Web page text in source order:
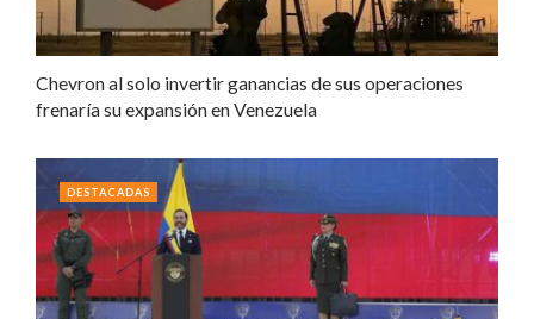
Chevron al solo invertir ganancias de sus operaciones
frenaría su expansión en Venezuela
DESTACADAS